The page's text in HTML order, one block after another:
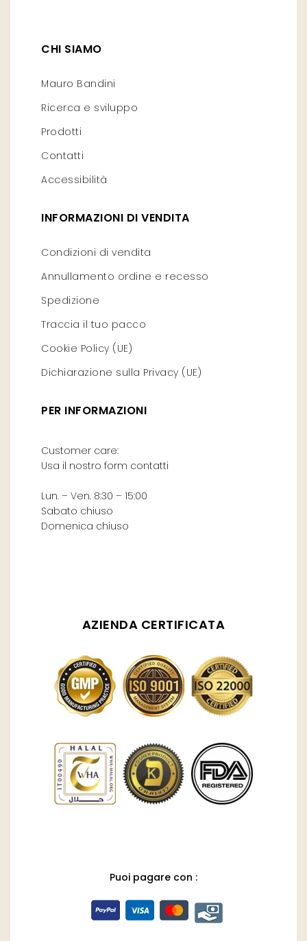
CHI SIAMO
Mauro Bandini
Ricerca e sviluppo
Prodotti
Contatti
Accessibilità
INFORMAZIONI DI VENDITA
Condizioni di vendita
Annullamento ordine e recesso
Spedizione
Traccia il tuo pacco
Cookie Policy (UE)
Dichiarazione sulla Privacy (UE)
PER INFORMAZIONI
Customer care:
Usa il nostro form contatti
Lun. – Ven. 8:30 – 15:00
Sabato chiuso
Domenica chiuso
AZIENDA CERTIFICATA
Puoi pagare con :